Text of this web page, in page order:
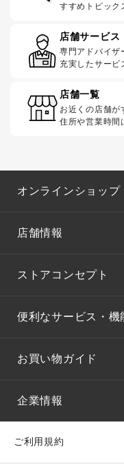
すすめトピック
店舗サービス
専門アドバイザ
充実したサービ
店舗一覧
お近くの店舗が
住所や営業時間
オンラインショップ
店舗情報
ストアコンセプト
便利なサービス・機
お買い物ガイド
企業情報
ご利用規約